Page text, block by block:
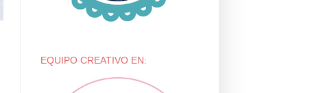
EQUIPO CREATIVO EN: